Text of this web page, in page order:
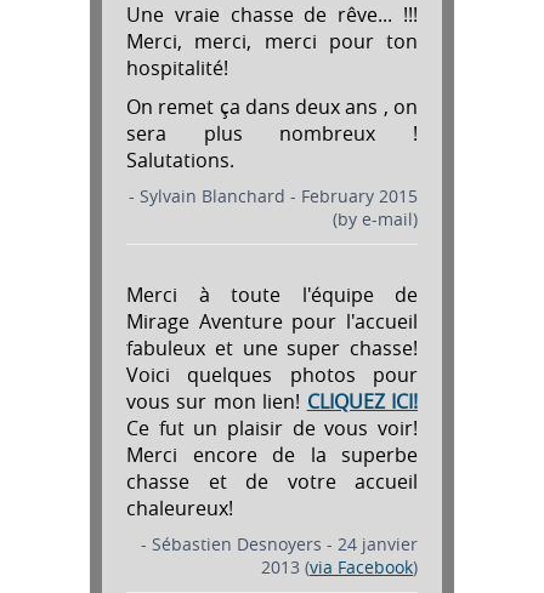
Une vraie chasse de rêve... !!!
Merci, merci, merci pour ton
hospitalité!
On remet ça dans deux ans , on
sera plus nombreux !
Salutations.
- Sylvain Blanchard - February 2015
(by e-mail)
Merci à toute l'équipe de
Mirage Aventure pour l'accueil
fabuleux et une super chasse!
Voici quelques photos pour
vous sur mon lien! CLIQUEZ ICI!
Ce fut un plaisir de vous voir!
Merci encore de la superbe
chasse et de votre accueil
chaleureux!
- Sébastien Desnoyers - 24 janvier
2013 (via Facebook)